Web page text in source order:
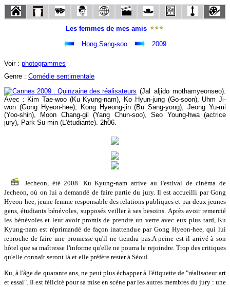
Les femmes de mes amis
Hong Sang-soo
2009
Voir : photogrammes
Genre : Comédie sentimentale
(Jal aljido mothamyeonseo).
Avec : Kim Tae-woo (Ku Kyung-nam), Ko Hyun-jung (Go-soon), Uhm Ji-
won (Gong Hyeon-hee), Kong Hyeong-jin (Bu Sang-yong), Jeong Yu-mi
(Yoo-shin), Moon Chang-gil (Yang Chun-soo), Seo Young-hwa (actrice
jury), Park Su-min (L'étudiante). 2h06.
Jecheon, été 2008. Ku Kyung-nam arrive au Festival de cinéma de
Jecheon, où on lui a demandé de faire partie du jury. Il est accueilli par Gong
Hyeon-hee, jeune femme responsable des relations publiques et par deux jeunes
gens, étudiants bénévoles, supposés veiller à ses besoins. Après avoir remercié
les bénévoles et leur avoir promis de prendre un verre avec eux plus tard, Ku
Kyung-nam est réprimandé de façon inattendue par Gong Hyeon-hee, qui lui
reproche de faire une promesse qu'il ne tiendra pas.A peine est-il arrivé à son
hôtel que sa maîtresse l'informe qu'elle ne pourra le rejoindre. Trop des critiques
qu'elle connaît seront là et elle préfère rester à Séoul.
Ku, à l'âge de quarante ans, ne peut plus échapper à l'étiquette de "réalisateur art
et essai". Il est félicité pour sa mise en scène par les autres membres du jury : une